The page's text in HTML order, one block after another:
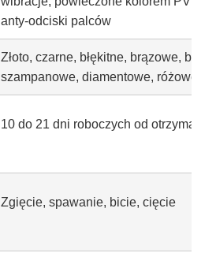
anty-odciski palców
Złoto, czarne, błękitne, brązowe,
szampanowe, diamentowe, różowe,
10 do 21 dni roboczych od
Zgięcie, spawanie, bicie, cięcie